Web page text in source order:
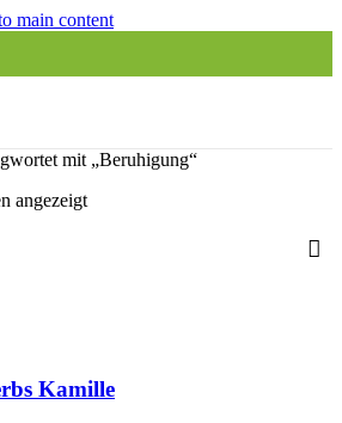
main content
mit „Beruhigung“
angezeigt
Kamille